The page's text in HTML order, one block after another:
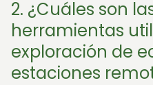
2. ¿Cuáles son
herramientas
exploración de
estaciones